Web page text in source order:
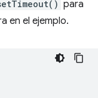
para
en el ejemplo.